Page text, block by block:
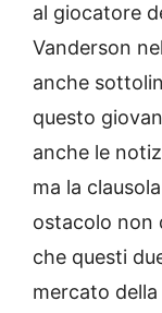
al giocatore
Vanderson
anche
questo
anche le
ma la
ostacolo non
che questi
mercato